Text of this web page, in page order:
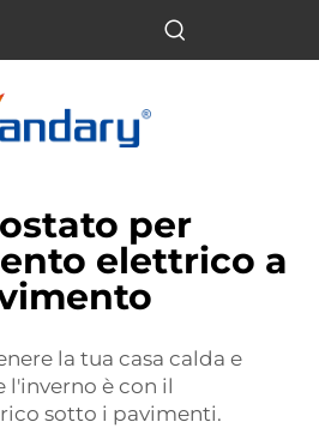
per
elettrico a
la tua casa calda e
è con il
sotto i pavimenti.